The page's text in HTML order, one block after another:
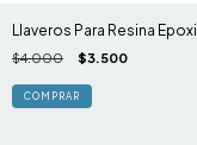
Llaveros Para Resina Epoxi
$4.000 $3.500
COMPRAR